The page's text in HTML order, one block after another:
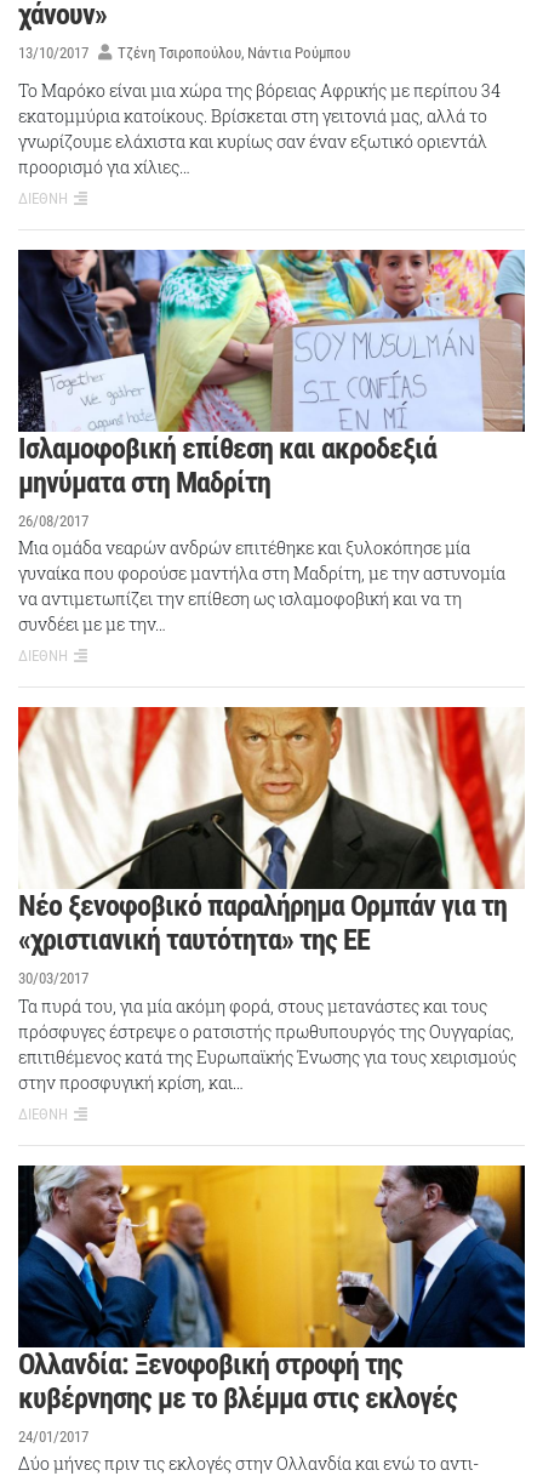
χάνουν»
13/10/2017 Τζένη Τσιροπούλου Νάντια Ρούμπου
Το Μαρόκο είναι μια χώρα της βόρειας Αφρικής με περίπου 34
εκατομμύρια κατοίκους. Βρίσκεται στη γειτονιά μας, αλλά το
γνωρίζουμε ελάχιστα και κυρίως σαν έναν εξωτικό οριεντάλ
προορισμό για χίλιες…
ΔΙΕΘΝΗ
Ισλαμοφοβική επίθεση και ακροδεξιά
μηνύματα στη Μαδρίτη
26/08/2017
Μια ομάδα νεαρών ανδρών επιτέθηκε και ξυλοκόπησε μία
γυναίκα που φορούσε μαντήλα στη Μαδρίτη, με την αστυνομία
να αντιμετωπίζει την επίθεση ως ισλαμοφοβική και να τη
συνδέει με με την…
ΔΙΕΘΝΗ
Νέο ξενοφοβικό παραλήρημα Ορμπάν για τη
«χριστιανική ταυτότητα» της ΕΕ
30/03/2017
Τα πυρά του, για μία ακόμη φορά, στους μετανάστες και τους
πρόσφυγες έστρεψε ο ρατσιστής πρωθυπουργός της Ουγγαρίας,
επιτιθέμενος κατά της Ευρωπαϊκής Ένωσης για τους χειρισμούς
στην προσφυγική κρίση, και…
ΔΙΕΘΝΗ
Ολλανδία: Ξενοφοβική στροφή της
κυβέρνησης με το βλέμμα στις εκλογές
24/01/2017
Δύο μήνες πριν τις εκλογές στην Ολλανδία και ενώ το αντι-